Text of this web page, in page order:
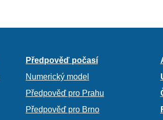
Předpověď počasí
Numerický model
Předpověď pro Prahu
Předpověď pro Brno